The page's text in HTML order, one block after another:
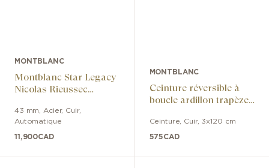
MONTBLANC
Montblanc Star Legacy
Nicolas Rieussec
43 mm Acier, Cuir,
Automatique
11,900CAD
MONTBLANC
Ceinture réversible à
boucle ardillon trapèze
noir/marron
Ceinture Cuir, 3x120 cm
575CAD